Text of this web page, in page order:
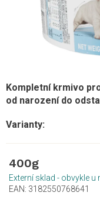
Kompletní krmivo
od narození do
400g
Externí sklad - obvykle
EAN: 3182550768641